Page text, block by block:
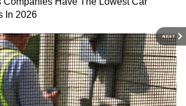
NEXT